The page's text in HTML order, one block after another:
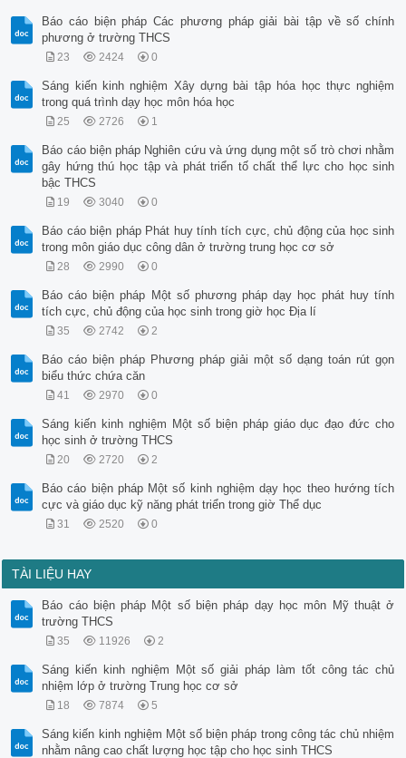
Báo cáo biện pháp Các phương pháp giải bài tập về số chính
phương ở trường THCS
23 2424 0
Sáng kiến kinh nghiệm Xây dựng bài tập hóa học thực nghiệm
trong quá trình dạy học môn hóa học
25 2726 1
Báo cáo biện pháp Nghiên cứu và ứng dụng một số trò chơi nhằm
gây hứng thú học tập và phát triển tố chất thể lực cho học sinh
bậc THCS
19 3040 0
Báo cáo biện pháp Phát huy tính tích cực, chủ động của học sinh
trong môn giáo dục công dân ở trường trung học cơ sở
28 2990 0
Báo cáo biện pháp Một số phương pháp dạy học phát huy tính
tích cực, chủ động của học sinh trong giờ học Địa lí
35 2742 2
Báo cáo biện pháp Phương pháp giải một số dạng toán rút gọn
biểu thức chứa căn
41 2970 0
Sáng kiến kinh nghiệm Một số biện pháp giáo dục đạo đức cho
học sinh ở trường THCS
20 2720 2
Báo cáo biện pháp Một số kinh nghiệm dạy học theo hướng tích
cực và giáo dục kỹ năng phát triển trong giờ Thể dục
31 2520 0
TÀI LIỆU HAY
Báo cáo biện pháp Một số biện pháp dạy học môn Mỹ thuật ở
trường THCS
35 11926 2
Sáng kiến kinh nghiệm Một số giải pháp làm tốt công tác chủ
nhiệm lớp ở trường Trung học cơ sở
18 7874 5
Sáng kiến kinh nghiệm Một số biện pháp trong công tác chủ nhiệm
nhằm nâng cao chất lượng học tập cho học sinh THCS